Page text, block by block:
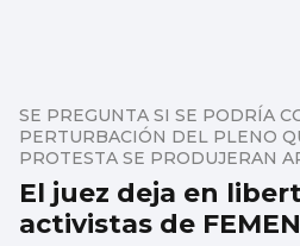
El juez deja en
activistas de FEMEN
SE PREGUNTA SI SE PODRÍA
PERTURBACIÓN DEL PLENO
PROTESTA SE PRODUJERAN